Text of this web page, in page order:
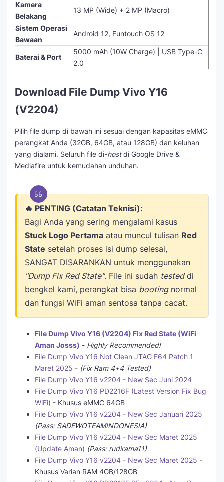
Kamera
Belakang
13 MP (Wide) + 2 MP (Macro)
Sistem Operasi
Bawaan
Android 12, Funtouch OS 12
Baterai & Port
5000 mAh (10W Charge) | USB Type-C
2.0
Download File Dump Vivo Y16
(V2204)
Pilih file dump di bawah ini sesuai dengan kapasitas eMMC
perangkat Anda (32GB, 64GB, atau 128GB) dan keluhan
yang dialami. Seluruh file di-hostdi Google Drive &
Mediafire untuk kemudahan unduhan.
🔥 PENTING (Catatan Teknisi):
Bagi Anda yang sering mengalami kasus
Stuck Logo Pertama atau muncul tulisan Red
State setelah proses isi dump selesai,
SANGAT DISARANKAN untuk menggunakan
"Dump Fix Red State". File ini sudah testeddi
bengkel kami, perangkat bisa bootingnormal
dan fungsi WiFi aman sentosa tanpa cacat.
File Dump Vivo Y16 (V2204) Fix Red State (WiFi
Aman Josss) - Highly Recommended!
File Dump Vivo Y16 Not Clean JTAG F64 Patch 1
Maret 2025 - (Fix Ram 4+4 Tested)
File Dump Vivo Y16 v2204 - New Sec Juni 2024
File Dump Vivo Y16 PD2216F (Latest Version Fix Bug
WiFi) - Khusus eMMC 64GB
File Dump Vivo Y16 v2204 - New Sec Januari 2025
(Pass: SADEWOTEAMINDONESIA)
File Dump Vivo Y16 v2204 - New Sec Maret 2025
(Update Aman) (Pass: rudirama11)
File Dump Vivo Y16 v2204 - New Sec Maret 2025 -
Khusus Varian RAM 4GB/128GB